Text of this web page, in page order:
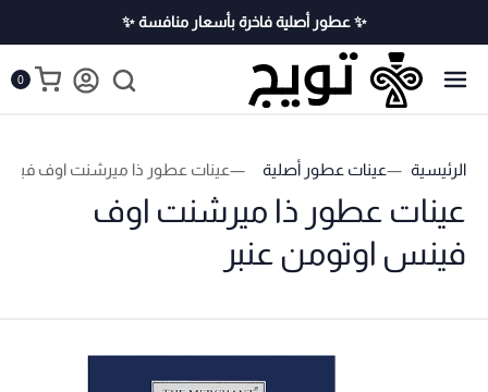
✨ عطور أصلية فاخرة بأسعار منافسة ✨
0
الرئيسية عينات عطور أصلية عينات عطور ذا ميرشنت اوف
عينات عطور ذا ميرشنت اوف
فينس اوتومن عنبر